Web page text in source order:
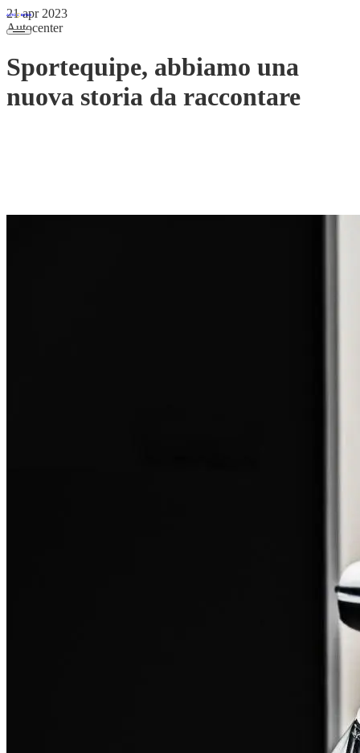
21 apr 2023
Autocenter
Sportequipe, abbiamo una
nuova storia da raccontare